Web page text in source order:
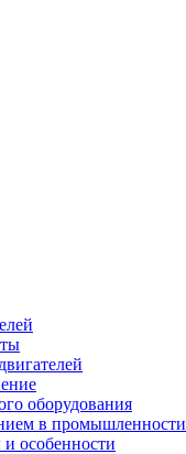
оборудования
в промышленности
особенности